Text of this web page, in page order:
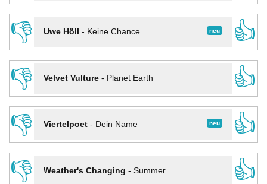
👎
neu
Uwe Höll - Keine Chance
👍
👎
Velvet Vulture- Planet Earth
👍
👎
neu
Viertelpoet- Dein Name
👍
👎
Weather's Changing - Summer
👍